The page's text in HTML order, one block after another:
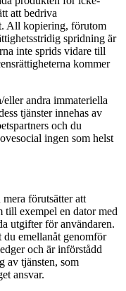
att bedriva
All kopiering, förutom
spridning är
inte sprids vidare till
kommer
andra immateriella
tjänster innehas av
och du
ingen som helst
förutsätter att
till exempel en dator med
utgifter för användaren.
emellanåt genomför
och är införstådd
av tjänsten, som
ansvar.